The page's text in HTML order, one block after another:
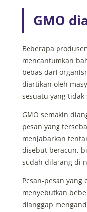
GMO
Beberapa
mencantumkan
bebas dari
diartikan oleh
sesuatu yang tidak
GMO semakin
pesan yang
menjabarkan
disebut beracun,
sudah dilarang di
Pesan-pesan
menyebutkan
dianggap